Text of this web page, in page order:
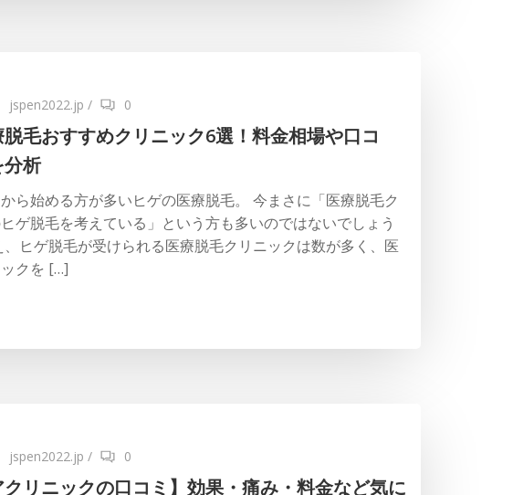
jspen2022.jp / 0
脱毛おすすめクリニック6選！料金相場や口コ
分析
ら始める方が多いヒゲの医療脱毛。 今まさに「医療脱毛ク
ゲ脱毛を考えている」という方も多いのではないでしょう
ヒゲ脱毛が受けられる医療脱毛クリニックは数が多く、医
クを […]
jspen2022.jp / 0
クリニックの口コミ】効果・痛み・料金など気に